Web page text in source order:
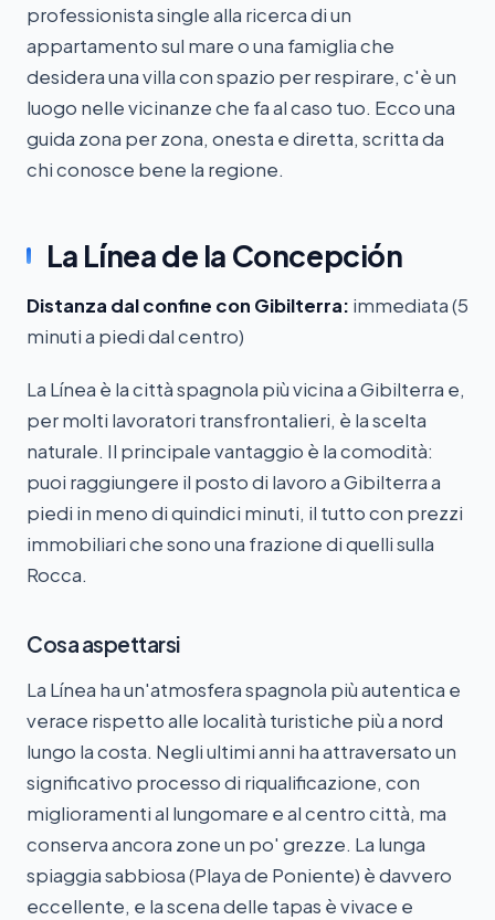
professionista single alla ricerca di un
appartamento sul mare o una famiglia che
desidera una villa con spazio per respirare, c'è un
luogo nelle vicinanze che fa al caso tuo. Ecco una
guida zona per zona, onesta e diretta, scritta da
chi conosce bene la regione.
La Línea de la Concepción
Distanza dal confine con Gibilterra: immediata (5
minuti a piedi dal centro)
La Línea è la città spagnola più vicina a Gibilterra e,
per molti lavoratori transfrontalieri, è la scelta
naturale. Il principale vantaggio è la comodità:
puoi raggiungere il posto di lavoro a Gibilterra a
piedi in meno di quindici minuti, il tutto con prezzi
immobiliari che sono una frazione di quelli sulla
Rocca.
Cosa aspettarsi
La Línea ha un'atmosfera spagnola più autentica e
verace rispetto alle località turistiche più a nord
lungo la costa. Negli ultimi anni ha attraversato un
significativo processo di riqualificazione, con
miglioramenti al lungomare e al centro città, ma
conserva ancora zone un po' grezze. La lunga
spiaggia sabbiosa (Playa de Poniente) è davvero
eccellente, e la scena delle tapas è vivace e